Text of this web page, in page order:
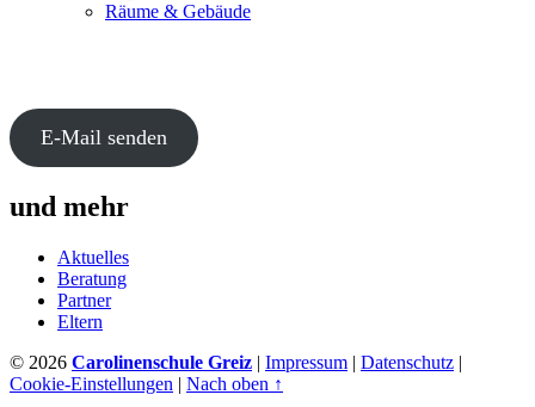
Räume & Gebäude
E-Mail senden
und mehr
Aktuelles
Beratung
Partner
Eltern
© 2026 Carolinenschule Greiz | Impressum | Datenschutz |
Cookie-Einstellungen | Nach oben ↑